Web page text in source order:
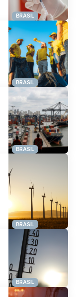
BRASIL
BRASIL
BRASIL
BRASIL
BRASIL